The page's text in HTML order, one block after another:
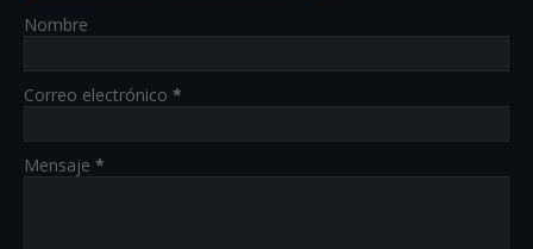
Nombre
Correo electrónico *
Mensaje *